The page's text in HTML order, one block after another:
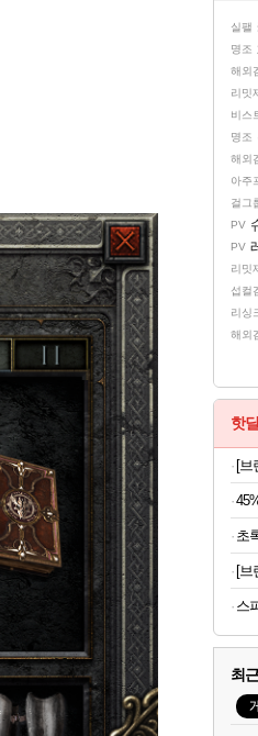
실팰
명조
해외
리밋
비스
명조
해외
아주
걸그
PV
PV
리밋
섭컬
리싱
해외
핫딜
초
스
최